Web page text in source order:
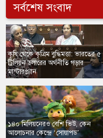
সর্বশেষ সংবাদ
কৃষি থেকে কৃত্রিম বুদ্ধিমত্তা: ভারতের ৫
ট্রিলিয়ন ডলারের অর্থনীতি গড়ার
মাস্টারপ্ল্যান
​১৪০ মিলিয়নেরও বেশি ভিউ, কেন
আলোচনার কেন্দ্রে ‘সোয়াপড’